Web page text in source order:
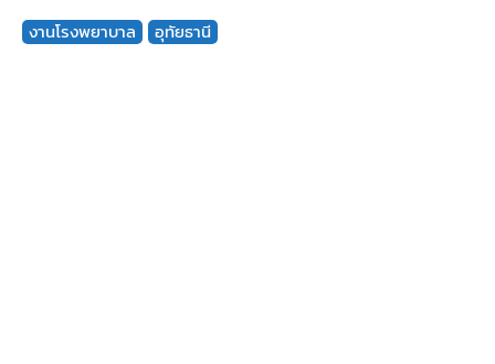
งานโรงพยาบาล อุทัยธานี